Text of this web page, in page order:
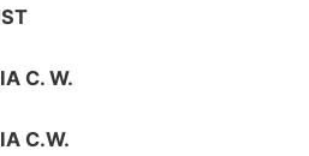
C. W.
C.W.